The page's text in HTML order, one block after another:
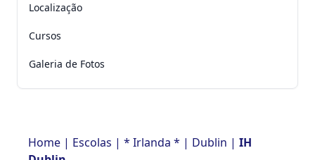
Localização
Cursos
Galeria de Fotos
Home | Escolas | * Irlanda * | Dublin | IH